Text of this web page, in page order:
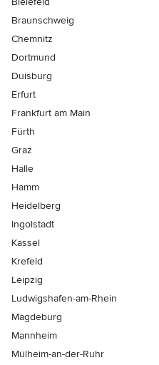
Braunschweig
Chemnitz
Dortmund
Duisburg
Erfurt
Frankfurt am Main
Fürth
Graz
Halle
Hamm
Heidelberg
Ingolstadt
Kassel
Krefeld
Leipzig
Ludwigshafen-am-Rhein
Magdeburg
Mannheim
Mülheim-an-der-Ruhr